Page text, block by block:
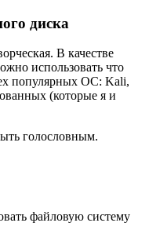
диска
В качестве
использовать что
популярных ОС: Kali,
(которые я и
голословным.
файловую систему